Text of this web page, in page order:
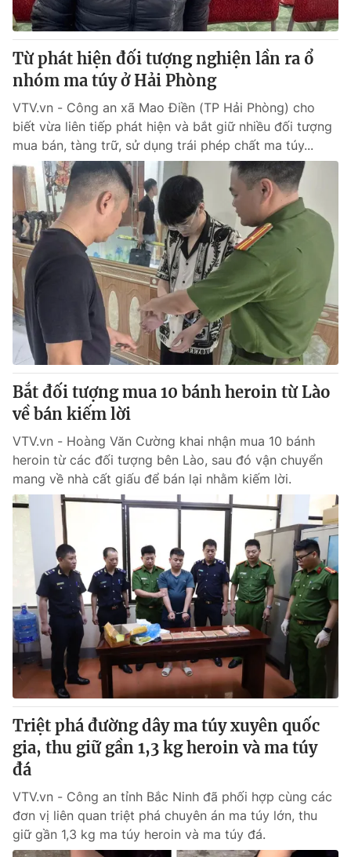
Từ phát hiện đối tượng nghiện lần ra ổ
nhóm ma túy ở Hải Phòng
VTV.vn - Công an xã Mao Điền (TP Hải Phòng) cho
biết vừa liên tiếp phát hiện và bắt giữ nhiều đối tượng
mua bán, tàng trữ, sử dụng trái phép chất ma túy...
Bắt đối tượng mua 10 bánh heroin từ Lào
về bán kiếm lời
VTV.vn - Hoàng Văn Cường khai nhận mua 10 bánh
heroin từ các đối tượng bên Lào, sau đó vận chuyển
mang về nhà cất giấu để bán lại nhằm kiếm lời.
Triệt phá đường dây ma túy xuyên quốc
gia, thu giữ gần 1,3 kg heroin và ma túy
đá
VTV.vn - Công an tỉnh Bắc Ninh đã phối hợp cùng các
đơn vị liên quan triệt phá chuyên án ma túy lớn, thu
giữ gần 1,3 kg ma túy heroin và ma túy đá.